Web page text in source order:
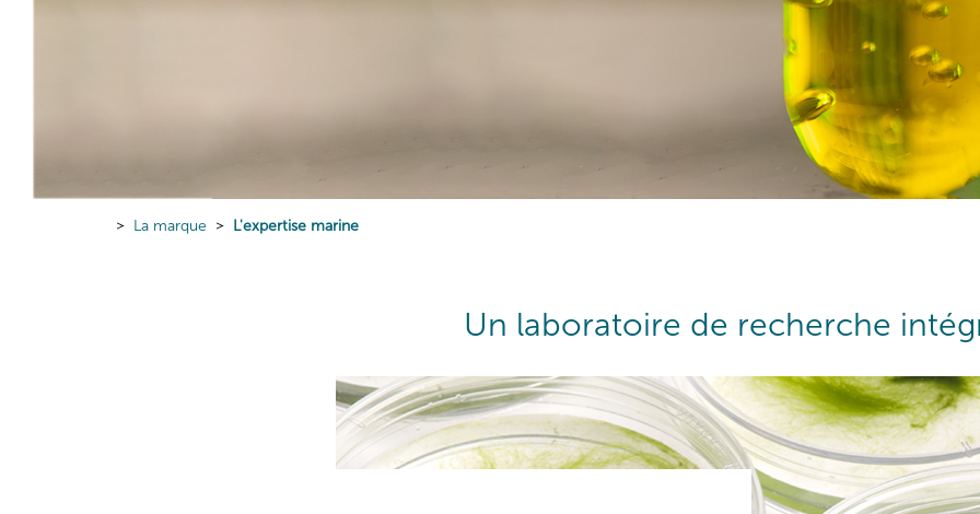
La marque L'expertise marine
Un laboratoire de recherche